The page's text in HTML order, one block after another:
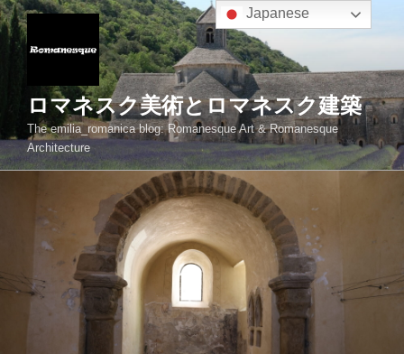
コ
ン
ス
キ
ロマネスク美術とロマネスク建築
The emilia_romanica blog: Romanesque Art & Romanesque
Architecture
Japanese